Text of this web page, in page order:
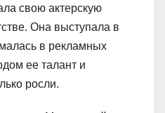
свою актерскую
Она выступала в
в рекламных
ее талант и
росли.